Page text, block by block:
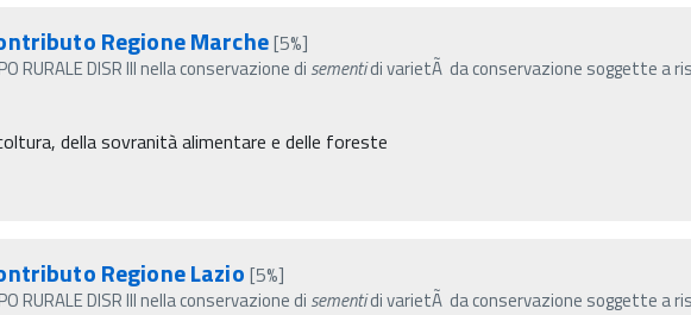
Regione Marche[5%]
RURALE DISR III nella conservazione di sementidi varietÃ da conservazione soggette a
della sovranità alimentare e delle foreste
Regione Lazio [5%]
RURALE DISR III nella conservazione di sementidi varietÃ da conservazione soggette a